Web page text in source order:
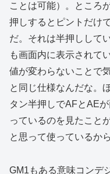
ことは可能）。ところ
押しするとピントだけ
だ。それは半押しして
も画面内に表示されて
値が変わらないことで
と同じ仕様なんだな。
タン半押しでAFとAE
っているのを見たこと
と思って使っているか
GM1もある意味コンデ